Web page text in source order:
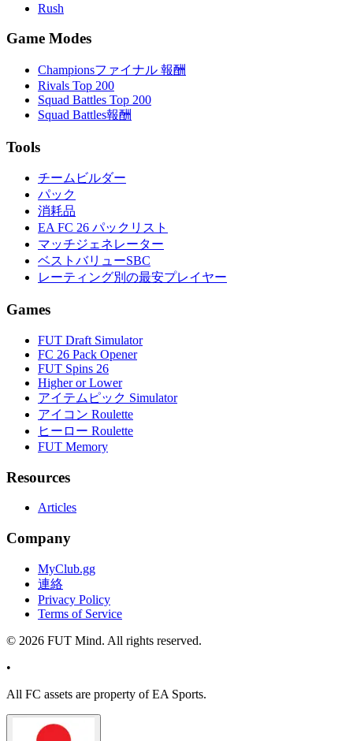
Rush
Game Modes
Championsファイナル 報酬
Rivals Top 200
Squad Battles Top 200
Squad Battles報酬
Tools
チームビルダー
パック
消耗品
EA FC 26 パックリスト
マッチジェネレーター
ベストバリューSBC
レーティング別の最安プレイヤー
Games
FUT Draft Simulator
FC 26 Pack Opener
FUT Spins 26
Higher or Lower
アイテムピック Simulator
アイコン Roulette
ヒーロー Roulette
FUT Memory
Resources
Articles
Company
MyClub.gg
連絡
Privacy Policy
Terms of Service
© 2026 FUT Mind. All rights reserved.
•
All FC assets are property of EA Sports.